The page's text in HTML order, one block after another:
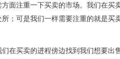
面注重一下买卖的市场。我们在买
；可是我们一样需要注重的就是买
在买卖的进程傍边找到我们想要出